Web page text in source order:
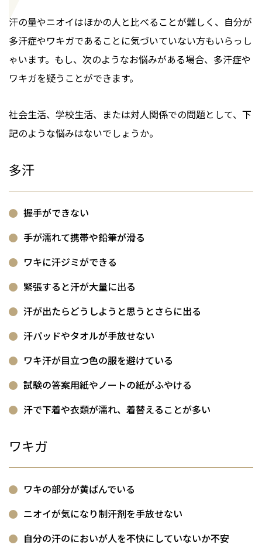
汗の量やニオイはほかの人と比べることが難しく、自分が
多汗症やワキガであることに気づいていない方もいらっし
ゃいます。もし、次のようなお悩みがある場合、多汗症や
ワキガを疑うことができます。
社会生活、学校生活、または対人関係での問題として、下
記のような悩みはないでしょうか。
多汗
握手ができない
手が濡れて携帯や鉛筆が滑る
ワキに汗ジミができる
緊張すると汗が大量に出る
汗が出たらどうしようと思うとさらに出る
汗パッドやタオルが手放せない
ワキ汗が目立つ色の服を避けている
試験の答案用紙やノートの紙がふやける
汗で下着や衣類が濡れ、着替えることが多い
ワキガ
ワキの部分が黄ばんでいる
ニオイが気になり制汗剤を手放せない
自分の汗のにおいが人を不快にしていないか不安